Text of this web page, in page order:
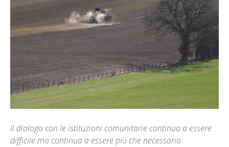
Il dialogo con le istituzioni comunitarie continua a essere
difficile ma continua a essere più che necessario